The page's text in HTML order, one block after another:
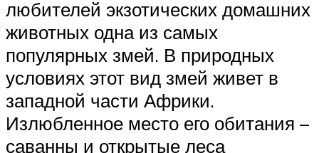
любителей экзотических домашних
животных одна из самых
популярных змей. В природных
условиях этот вид змей живет в
западной части Африки.
Излюбленное место его обитания –
саванны и открытые леса